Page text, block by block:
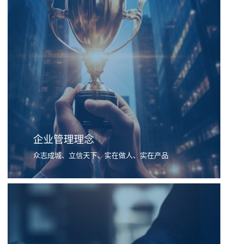
企业管理理念
众志成城、立信天下、实在做人、实在产品